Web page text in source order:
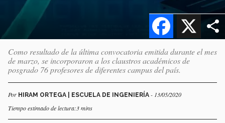
X
Facebook
Como resultado de la última convocatoria emitida durante el mes
de marzo, se incorporaron a los claustros académicos de
posgrado 76 profesores de diferentes campus del país.
Por HIRAM ORTEGA | ESCUELA DE INGENIERÍA - 13/05/2020
Tiempo estimado de lectura:3 mins